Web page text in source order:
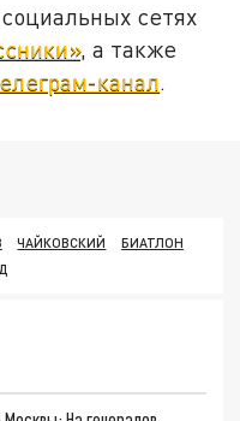
сетях
, а также
канал
ЧАЙКОВСКИЙ
БИАТЛОН